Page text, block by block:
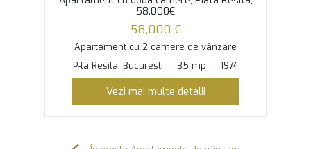
58.000€
58,000 €
Apartament cu 2 camere de vânzare
P-ta Resita, Bucuresti
35 mp 1974
Vezi mai multe detalii